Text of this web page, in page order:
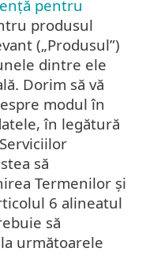
pentru
produsul
(„Produsul”)
dintre ele
Dorim să vă
modul în
în legătură
să
Termenilor și
6 alineatul
să
următoarele